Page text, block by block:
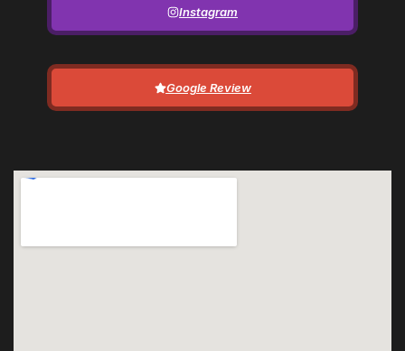
Instagram
Google Review